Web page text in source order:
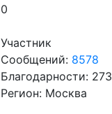
0
Участник
Сообщений: 8578
Благодарности: 273
Регион: Москва